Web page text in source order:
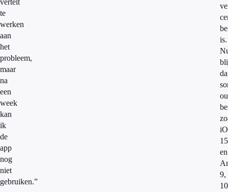
vertelt
te
werken
aan
het
probleem,
maar
na
een
week
kan
ik
de
app
nog
niet
gebruiken.”
is.
15
en
9,
10